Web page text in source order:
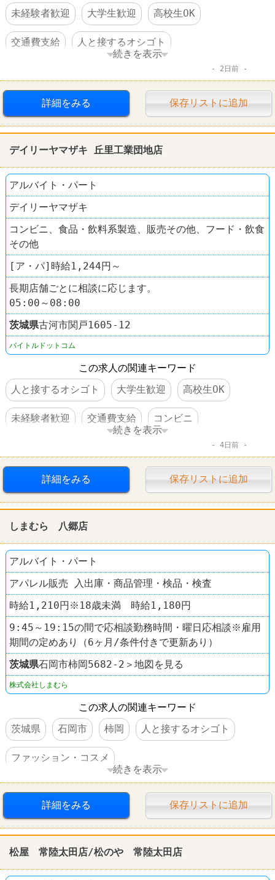
未経験者歓迎 大学生歓迎 高校生OK
交通費支給 人と接するオシゴト
続きを表示
2日前
詳細をみる 保存リストに追加
デイリーヤマザキ 丘里工業団地店
アルバイト・パート
デイリーヤマザキ
コンビニ、食品・飲料系製造、販売その他、フード・飲食
その他
[ア・パ]時給1,244円～
長期店舗ごとに相談に応じます。
05:00～08:00
茨城県古河市関戸1605‐12
バイトルドットコム
この求人の関連キーワード
人と接するオシゴト
大学生歓迎 高校生OK
未経験者歓迎 交通費支給 コンビニ
続きを表示
4日前
詳細をみる 保存リストに追加
しまむら 八郷店
アルバイト・パート
アパレル販売 入出庫・商品管理・検品・検査
時給1,210円※18歳未満 時給1,180円
9:45～19:15の間で応相談勤務時間・曜日応相談※雇用
期間の定めあり（6ヶ月/条件付きで更新あり）
茨城県石岡市柿岡5682-2＞地図を見る
株式会社しまむら
この求人の関連キーワード
茨城県
石岡市 柿岡 人と接するオシゴト
ファッション・コスメ
ファッションセンター しまむら
続きを表示
詳細をみる 保存リストに追加
松屋 常陸太田店/松のや 常陸太田店